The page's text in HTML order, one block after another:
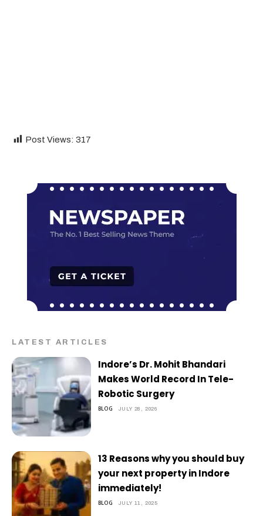
Post Views: 317
LATEST ARTICLES
Indore’s Dr. Mohit Bhandari
Makes World Record In Tele-
Robotic Surgery
BLOG JULY 28, 2026
13 Reasons why you should buy
your next property in Indore
immediately!
BLOG JULY 11, 2025